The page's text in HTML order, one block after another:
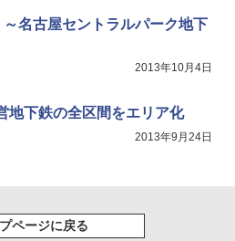
名古屋セントラルパーク地下
2013年10月4日
地下鉄の全区間をエリア化
2013年9月24日
ページに戻る